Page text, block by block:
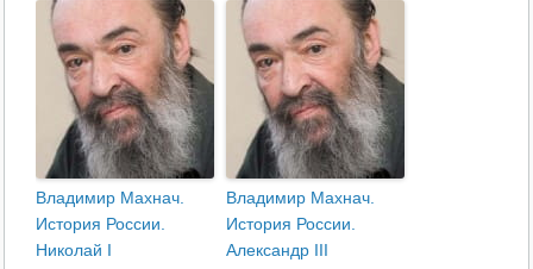
Владимир Махнач.
История России.
Николай I
Владимир Махнач.
История России.
Александр III